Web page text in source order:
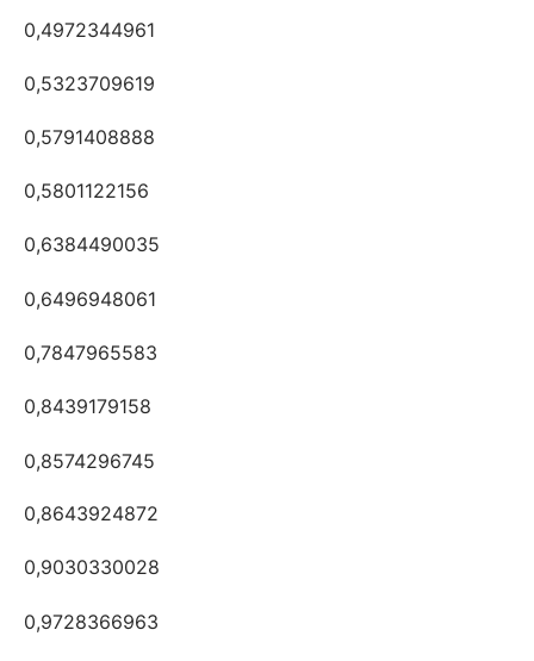
0,4972344961
0,5323709619
0,5791408888
0,5801122156
0,6384490035
0,6496948061
0,7847965583
0,8439179158
0,8574296745
0,8643924872
0,9030330028
0,9728366963